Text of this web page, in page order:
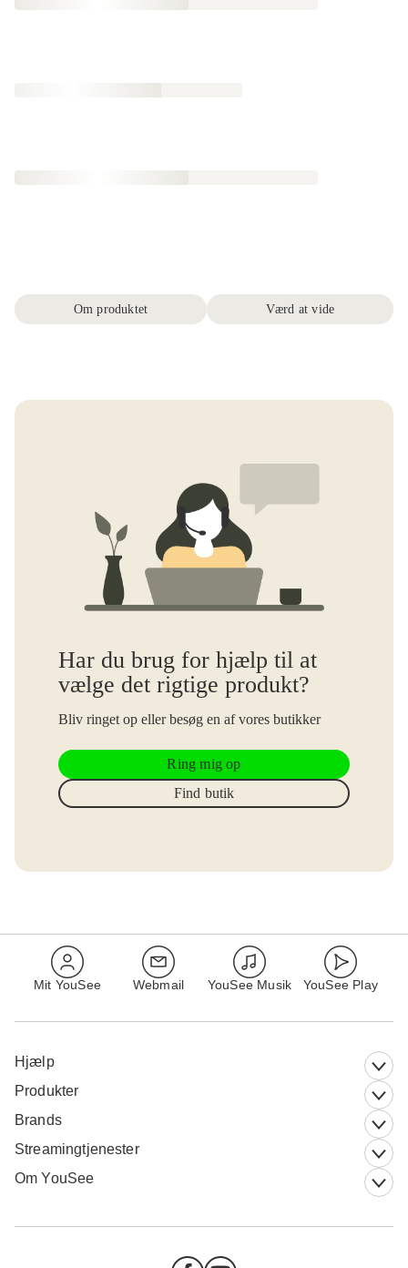
Om produktet Værd at vide
Har du brug for hjælp til at
vælge det rigtige produkt?
Bliv ringet op eller besøg en af vores butikker
Ring mig op
Find butik
Mit YouSee Webmail YouSee Musik YouSee Play
Hjælp
Produkter
Brands
Streamingtjenester
Om YouSee